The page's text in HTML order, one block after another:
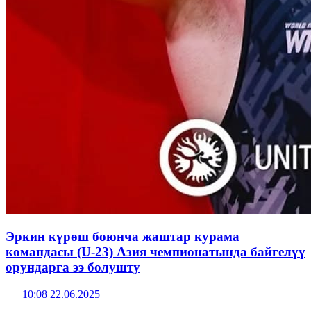
Эркин күрөш боюнча жаштар курама
командасы (U-23) Азия чемпионатында байгелүү
орундарга ээ болушту
10:08 22.06.2025